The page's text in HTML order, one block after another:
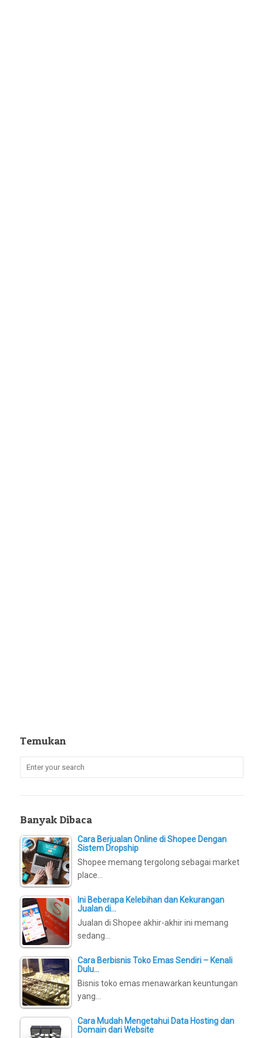
Temukan
Banyak Dibaca
Cara Berjualan Online di Shopee Dengan
Sistem Dropship
Shopee memang tergolong sebagai market
place…
Ini Beberapa Kelebihan dan Kekurangan
Jualan di…
Jualan di Shopee akhir-akhir ini memang
sedang…
Cara Berbisnis Toko Emas Sendiri – Kenali
Dulu…
Bisnis toko emas menawarkan keuntungan
yang…
Cara Mudah Mengetahui Data Hosting dan
Domain dari Website